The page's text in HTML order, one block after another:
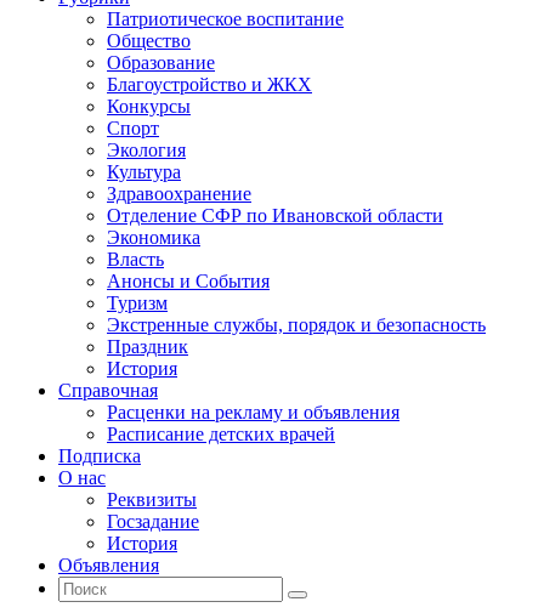
содержимомуПатриотическое воспитание
Общество
Образование
Благоустройство и ЖКХ
Конкурсы
Спорт
Экология
Культура
Здравоохранение
Отделение СФР по Ивановской области
Экономика
Власть
Анонсы и События
Туризм
Экстренные службы, порядок и безопасность
Праздник
История
Справочная
Расценки на рекламу и объявления
Расписание детских врачей
Подписка
О нас
Реквизиты
Госзадание
История
Объявления
Поиск
Искать:
Поиск